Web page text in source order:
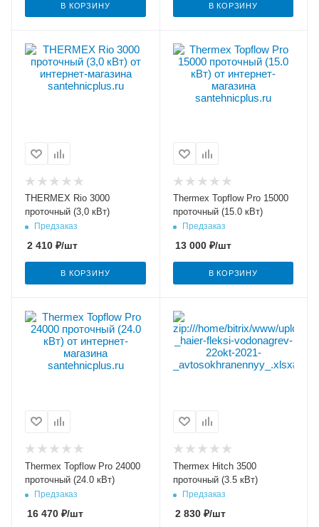
В КОРЗИНУ В КОРЗИНУ
THERMEX Rio 3000
проточный (3,0 кВт)
Предзаказ
2 410 ₽/шт
В КОРЗИНУ
Thermex Topflow Pro 15000
проточный (15.0 кВт)
Предзаказ
13 000₽/шт
В КОРЗИНУ
Thermex Topflow Pro 24000
проточный (24.0 кВт)
Предзаказ
16 470 ₽/шт
Thermex Hitch 3500
проточный (3.5 кВт)
Предзаказ
2 830₽/шт